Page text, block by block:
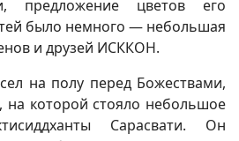
предложение цветов его
было немного — небольшая
и друзей ИСККОН.
на полу перед Божествами,
на которой стояло небольшое
Сарасвати. Он